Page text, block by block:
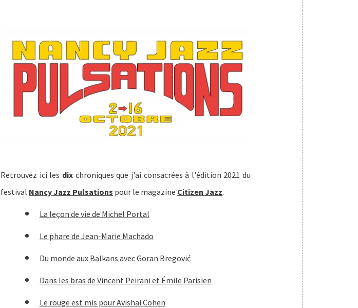
Retrouvez ici les dix chroniques que j'ai consacrées à l'édition 2021 du
festival Nancy Jazz Pulsations pour le magazine Citizen Jazz.
La leçon de vie de Michel Portal
Le phare de Jean-Marie Machado
Du monde aux Balkans avec Goran Bregović
Dans les bras de Vincent Peirani et Émile Parisien
Le rouge est mis pour Avishai Cohen